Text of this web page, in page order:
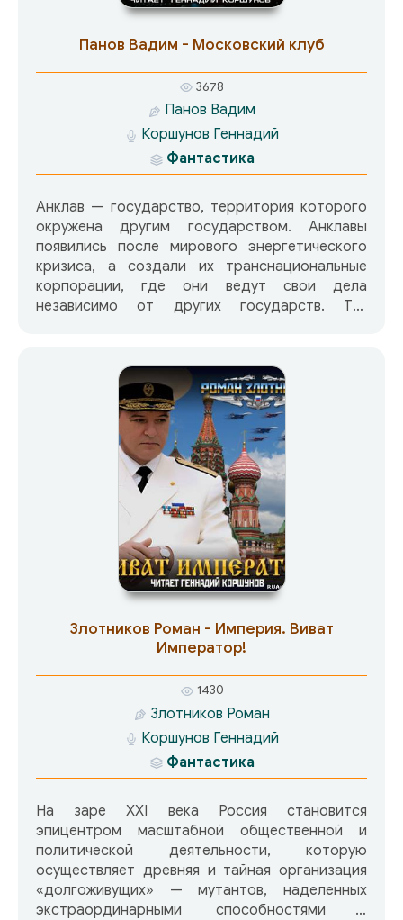
Панов Вадим - Московский клуб
3678
Панов Вадим
Коршунов Геннадий
Фантастика
Анклав — государство, территория которого
окружена другим государством. Анклавы
появились после мирового энергетического
кризиса, а создали их транснациональные
корпорации, где они ведут свои дела
независимо от других государств. Тут
давно забытых Традиций. Но мир развивается,
появляются новые технологии, исчезают
старые Традиции, появляются новые.
Злотников Роман - Империя. Виват
Император!
1430
Злотников Роман
Коршунов Геннадий
Фантастика
На заре XXI века Россия становится
эпицентром масштабной общественной и
политической деятельности, которую
осуществляет древняя и тайная организация
«долгоживущих» — мутантов, наделенных
экстраординарными способностями и